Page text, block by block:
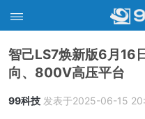
智己LS7焕新版6月16
向、800V高压平台
99科技 发表于2025-06-15